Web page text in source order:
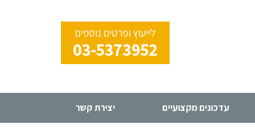
לייעוץ ופרטים נוספים
03-5373952
עדכונים מקצועיים יצירת קשר